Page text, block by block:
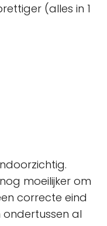
(alles in 1
moeilijker om
correcte eind
ondertussen al